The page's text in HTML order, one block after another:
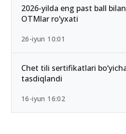
2026-yilda eng past ball
OTMlar ro‘yxati
26-iyun 10:01
Chet tili sertifikatlari
tasdiqlandi
16-iyun 16:02